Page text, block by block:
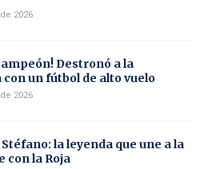
2026
Destronó a la
un fútbol de alto vuelo
2026
la leyenda que une a la
con la Roja